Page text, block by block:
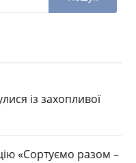
із захопливої
«Сортуємо разом –